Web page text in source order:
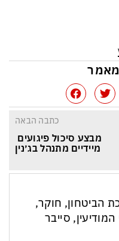
כתבה הבאה
מבצע סיכול פיגועים
מיידיים מתנהל בג׳נין
הביטחון, חוקר,
סייבר